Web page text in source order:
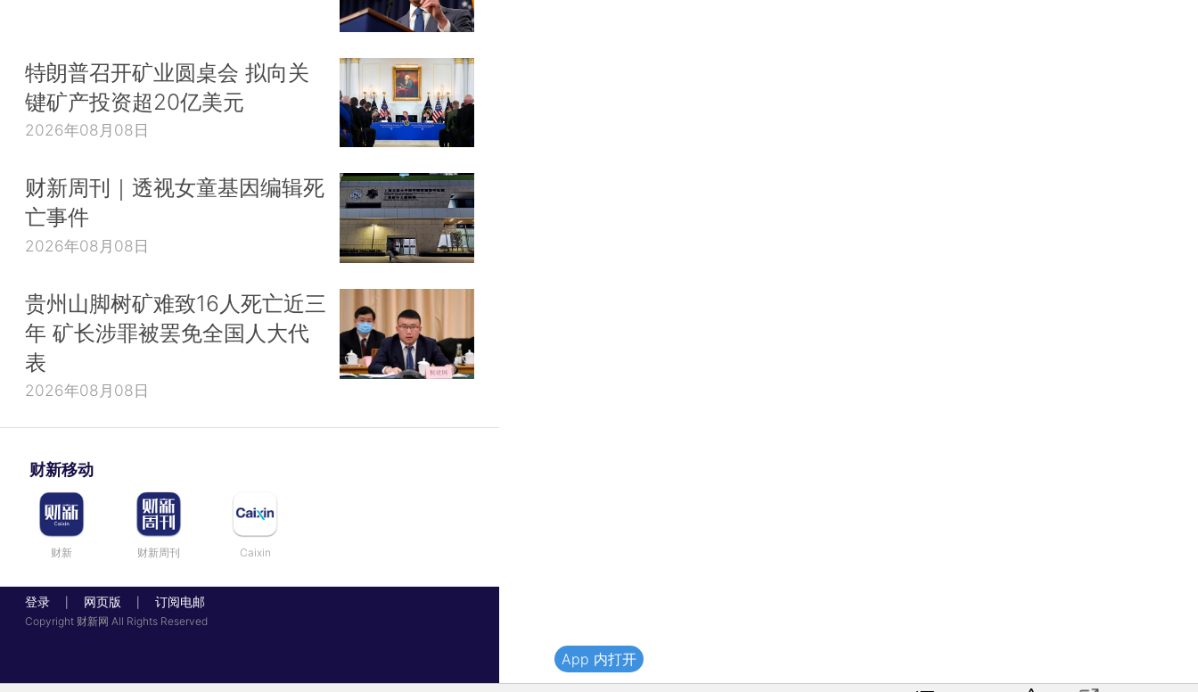
特朗普召开矿业圆桌会 拟向关
键矿产投资超20亿美元
2026年08月08日
财新周刊｜透视女童基因编辑死
亡事件
2026年08月08日
贵州山脚树矿难致16人死亡近三
年 矿长涉罪被罢免全国人大代
表
2026年08月08日
财新移动
财新 财新周刊 Caixin
登录 网页版 订阅电邮
Copyright 财新网 All Rights Reserved
App 内打开